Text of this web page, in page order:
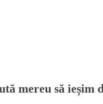
mereu să ieșim